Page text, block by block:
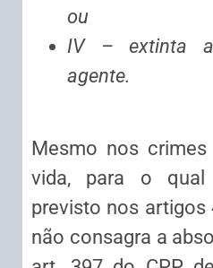
ou
IV – extinta a
agente.
Mesmo nos
vida, para o qual
previsto nos artigos
não consagra a